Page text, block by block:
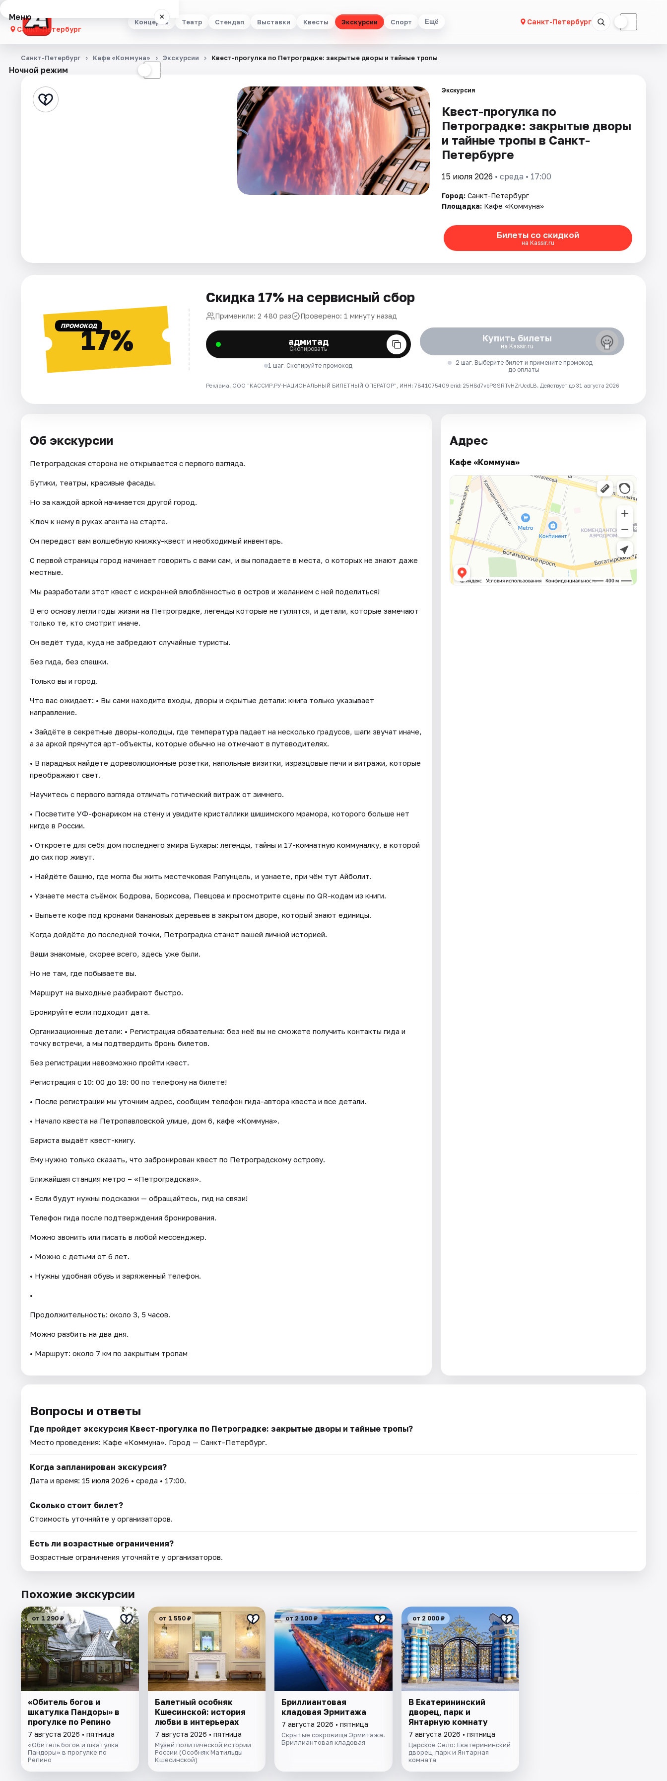
Концерты Театр Стендап Выставки Квесты Экскурсии Спорт Ещё Санкт-Петербург ☾
Меню ×
Санкт-Петербург
Концерты
Стендап
Рейтинги
Ночной режим ☾
Санкт-Петербург Кафе «Коммуна» Экскурсии Квест-прогулка по Петроградке: закрытые дворы и тайные тропы
Экскурсия
Квест-прогулка по
Петроградке: закрытые дворы
и тайные тропы в Санкт-
Петербурге
15 июля 2026 • среда • 17:00
Город: Санкт-Петербург
Площадка: Кафе «Коммуна»
Билеты со скидкой
на Kassir.ru
ПРОМОКОД17%
Скидка 17% на сервисный сбор
Применили: 2 480 раз Проверено: 1 минуту назад
адмитад
Скопировать
1 шаг. Скопируйте промокод
Купить билеты
на Kassir.ru
2 шаг. Выберите билет и примените промокод
до оплаты
Реклама. ООО "КАССИР.РУ-НАЦИОНАЛЬНЫЙ БИЛЕТНЫЙ ОПЕРАТОР", ИНН: 7841075409 erid: 25H8d7vbP8SRTvHZrUcdLB. Действует до 31 августа 2026
Об экскурсии
Петроградская сторона не открывается с первого взгляда.
Бутики, театры, красивые фасады.
Но за каждой аркой начинается другой город.
Ключ к нему в руках агента на старте.
Он передаст вам волшебную книжку-квест и необходимый инвентарь.
С первой страницы город начинает говорить с вами сам, и вы попадаете в места, о которых не знают даже
местные.
Мы разработали этот квест с искренней влюблённостью в остров и желанием с ней поделиться!
В его основу легли годы жизни на Петроградке, легенды которые не гуглятся, и детали, которые замечают
только те, кто смотрит иначе.
Он ведёт туда, куда не забредают случайные туристы.
Без гида, без спешки.
Только вы и город.
Что вас ожидает: • Вы сами находите входы, дворы и скрытые детали: книга только указывает
направление.
• Зайдёте в секретные дворы-колодцы, где температура падает на несколько градусов, шаги звучат иначе,
а за аркой прячутся арт-объекты, которые обычно не отмечают в путеводителях.
• В парадных найдёте дореволюционные розетки, напольные визитки, изразцовые печи и витражи, которые
преображают свет.
Научитесь с первого взгляда отличать готический витраж от зимнего.
• Посветите УФ-фонариком на стену и увидите кристаллики шишимского мрамора, которого больше нет
нигде в России.
• Откроете для себя дом последнего эмира Бухары: легенды, тайны и 17-комнатную коммуналку, в которой
до сих пор живут.
• Найдёте башню, где могла бы жить местечковая Рапунцель, и узнаете, при чём тут Айболит.
• Узнаете места съёмок Бодрова, Борисова, Певцова и просмотрите сцены по QR-кодам из книги.
• Выпьете кофе под кронами банановых деревьев в закрытом дворе, который знают единицы.
Когда дойдёте до последней точки, Петроградка станет вашей личной историей.
Ваши знакомые, скорее всего, здесь уже были.
Но не там, где побываете вы.
Маршрут на выходные разбирают быстро.
Бронируйте если подходит дата.
Организационные детали: • Регистрация обязательна: без неё вы не сможете получить контакты гида и
точку встречи, а мы подтвердить бронь билетов.
Без регистрации невозможно пройти квест.
Регистрация с 10: 00 до 18: 00 по телефону на билете!
• После регистрации мы уточним адрес, сообщим телефон гида-автора квеста и все детали.
• Начало квеста на Петропавловской улице, дом 6, кафе «Коммуна».
Бариста выдаёт квест-книгу.
Ему нужно только сказать, что забронирован квест по Петроградскому острову.
Ближайшая станция метро – «Петроградская».
• Если будут нужны подсказки — обращайтесь, гид на связи!
Телефон гида после подтверждения бронирования.
Можно звонить или писать в любой мессенджер.
• Можно с детьми от 6 лет.
• Нужны удобная обувь и заряженный телефон.
•
Продолжительность: около 3, 5 часов.
Можно разбить на два дня.
• Маршрут: около 7 км по закрытым тропам
Адрес
Кафе «Коммуна»
Вопросы и ответы
Где пройдет экскурсия Квест-прогулка по Петроградке: закрытые дворы и тайные тропы?
Место проведения: Кафе «Коммуна». Город — Санкт-Петербург.
Когда запланирован экскурсия?
Дата и время: 15 июля 2026 • среда • 17:00.
Сколько стоит билет?
Стоимость уточняйте у организаторов.
Есть ли возрастные ограничения?
Возрастные ограничения уточняйте у организаторов.
Похожие экскурсии
от 1 290 ₽
«Обитель богов и
шкатулка Пандоры» в
прогулке по Репино
7 августа 2026 • пятница
«Обитель богов и шкатулка
Пандоры» в прогулке по
Репино
от 1 550 ₽
Балетный особняк
Кшесинской: история
любви в интерьерах
7 августа 2026 • пятница
Музей политической истории
России (Особняк Матильды
Кшесинской)
от 2 100 ₽
Бриллиантовая
кладовая Эрмитажа
7 августа 2026 • пятница
Скрытые сокровища Эрмитажа.
Бриллиантовая кладовая
от 2 000 ₽
В Екатерининский
дворец, парк и
Янтарную комнату
7 августа 2026 • пятница
Царское Село: Екатерининский
дворец, парк и Янтарная
комната